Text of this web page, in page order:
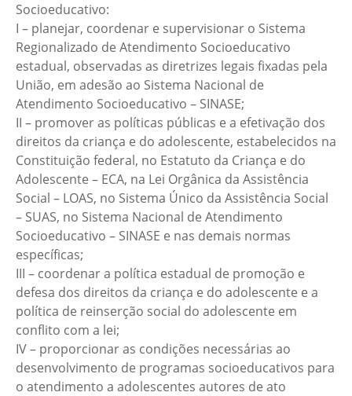
Socioeducativo:
I – planejar, coordenar e supervisionar o Sistema
Regionalizado de Atendimento Socioeducativo
estadual, observadas as diretrizes legais fixadas pela
União, em adesão ao Sistema Nacional de
Atendimento Socioeducativo – SINASE;
II – promover as políticas públicas e a efetivação dos
direitos da criança e do adolescente, estabelecidos na
Constituição federal, no Estatuto da Criança e do
Adolescente – ECA, na Lei Orgânica da Assistência
Social – LOAS, no Sistema Único da Assistência Social
– SUAS, no Sistema Nacional de Atendimento
Socioeducativo – SINASE e nas demais normas
específicas;
III – coordenar a política estadual de promoção e
defesa dos direitos da criança e do adolescente e a
política de reinserção social do adolescente em
conflito com a lei;
IV – proporcionar as condições necessárias ao
desenvolvimento de programas socioeducativos para
o atendimento a adolescentes autores de ato